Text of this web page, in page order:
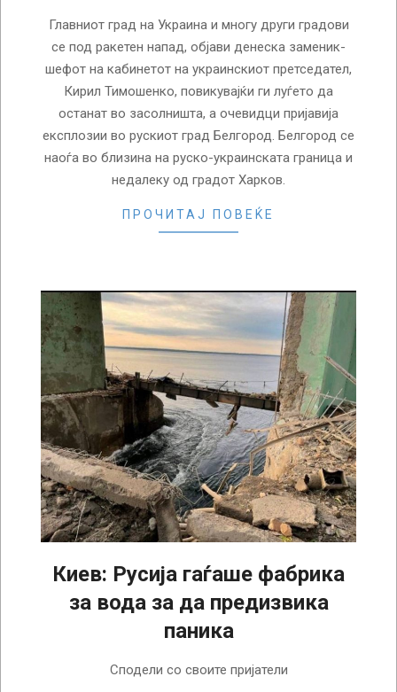
Главниот град на Украина и многу други градови
се под ракетен напад, објави денеска заменик-
шефот на кабинетот на украинскиот претседател,
Кирил Тимошенко, повикувајќи ги луѓето да
останат во засолништа, а очевидци пријавија
експлозии во рускиот град Белгород. Белгород се
наоѓа во близина на руско-украинската граница и
недалеку од градот Харков.
ПРОЧИТАЈ ПОВЕЌЕ
Киев: Русија гаѓаше фабрика
за вода за да предизвика
паника
Сподели со своите пријатели